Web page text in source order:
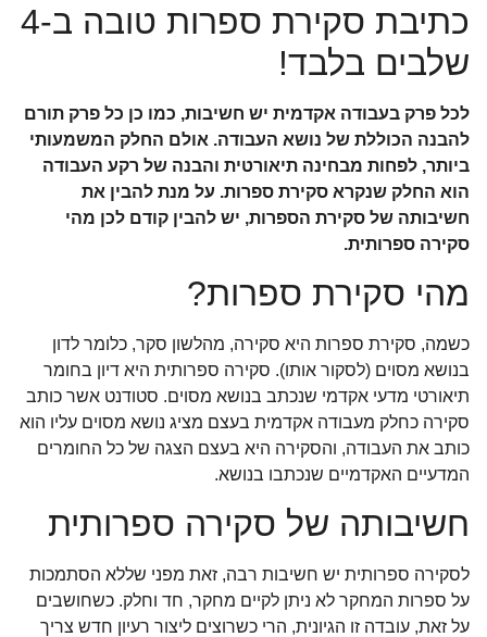
כתיבת סקירת ספרות טובה ב-4
שלבים בלבד!
לכל פרק בעבודה אקדמית יש חשיבות, כמו כן כל פרק תורם
להבנה הכוללת של נושא העבודה. אולם החלק המשמעותי
ביותר, לפחות מבחינה תיאורטית והבנה של רקע העבודה
הוא החלק שנקרא סקירת ספרות. על מנת להבין את
חשיבותה של סקירת הספרות, יש להבין קודם לכן מהי
סקירה ספרותית.
מהי סקירת ספרות?
כשמה, סקירת ספרות היא סקירה, מהלשון סקר, כלומר לדון
בנושא מסוים (לסקור אותו). סקירה ספרותית היא דיון בחומר
תיאורטי מדעי אקדמי שנכתב בנושא מסוים. סטודנט אשר כותב
סקירה כחלק מעבודה אקדמית בעצם מציג נושא מסוים עליו הוא
כותב את העבודה, והסקירה היא בעצם הצגה של כל החומרים
המדעיים האקדמיים שנכתבו בנושא.
חשיבותה של סקירה ספרותית
לסקירה ספרותית יש חשיבות רבה, זאת מפני שללא הסתמכות
על ספרות המחקר לא ניתן לקיים מחקר, חד וחלק. כשחושבים
על זאת, עובדה זו הגיונית, הרי כשרוצים ליצור רעיון חדש צריך